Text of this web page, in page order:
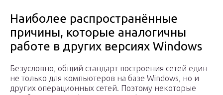
Наиболее распространённые
причины, которые аналогичны
работе в других версиях Windows
Безусловно, общий стандарт построения сетей един
не только для компьютеров на базе Windows, но и
других операционных сетей. Поэтому некоторые